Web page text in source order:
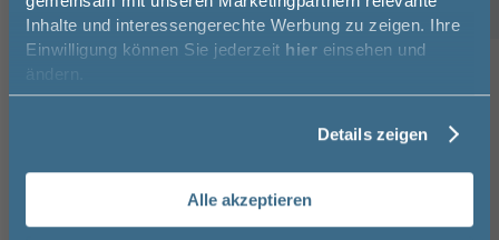
Inhalte und interessengerechte Werbung zu zeigen. Ihre
Einwilligung können Sie jederzeit hier einsehen und
ändern.
Details zeigen
Alle akzeptieren
12,95 €
Kunden kauften auch
Hansgrohe Vernis Blend
50€* auf Ihre Bestellung!
Email